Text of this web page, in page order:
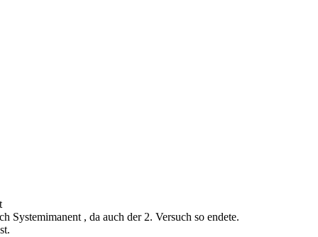
, da auch der 2. Versuch so endete.